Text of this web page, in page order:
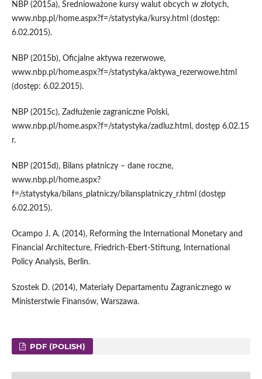
NBP (2015a), Średnioważone kursy walut obcych w złotych,
www.nbp.pl/home.aspx?f=/statystyka/kursy.html (dostęp:
6.02.2015).
NBP (2015b), Oficjalne aktywa rezerwowe,
www.nbp.pl/home.aspx?f=/statystyka/aktywa_rezerwowe.html
(dostęp: 6.02.2015).
NBP (2015c), Zadłużenie zagraniczne Polski,
www.nbp.pl/home.aspx?f=/statystyka/zadluz.html, dostęp 6.02.15
r.
NBP (2015d), Bilans płatniczy – dane roczne,
www.nbp.pl/home.aspx?
f=/statystyka/bilans_platniczy/bilansplatniczy_r.html (dostęp
6.02.2015).
Ocampo J. A. (2014), Reforming the International Monetary and
Financial Architecture, Friedrich-Ebert-Stiftung, International
Policy Analysis, Berlin.
Szostek D. (2014), Materiały Departamentu Zagranicznego w
Ministerstwie Finansów, Warszawa.
PDF (POLISH)